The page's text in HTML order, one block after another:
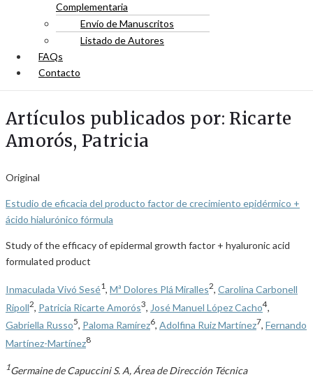
Complementaria
Envío de Manuscritos
Listado de Autores
FAQs
Contacto
Artículos publicados por: Ricarte
Amorós, Patricia
Original
Estudio de eficacia del producto factor de crecimiento epidérmico +
ácido hialurónico fórmula
Study of the efficacy of epidermal growth factor + hyaluronic acid
formulated product
Inmaculada Vivó Sesé1, Mª Dolores Plá Miralles2, Carolina Carbonell
Ripoll2 Patricia Ricarte Amorós3 José Manuel López Cacho4
Gabriella Russo5, Paloma Ramírez6, Adolfina Ruiz Martínez7, Fernando
Martínez-Martínez8
1Germaine de Capuccini S. A, Área de Dirección Técnica